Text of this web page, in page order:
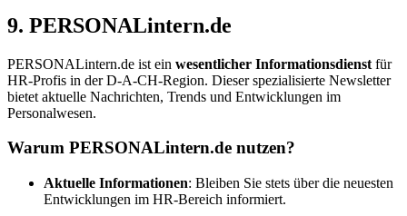
9. PERSONALintern.de
PERSONALintern.de ist ein wesentlicher Informationsdienst für
HR-Profis in der D-A-CH-Region. Dieser spezialisierte Newsletter
bietet aktuelle Nachrichten, Trends und Entwicklungen im
Personalwesen.
Warum PERSONALintern.de nutzen?
Aktuelle Informationen: Bleiben Sie stets über die neuesten
Entwicklungen im HR-Bereich informiert.